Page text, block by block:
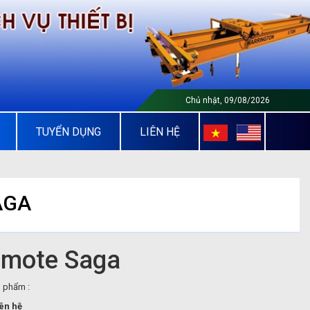
Chủ nhật, 09/08/2026
TUYỂN DỤNG LIÊN HỆ
Saga
phẩm :
hệ